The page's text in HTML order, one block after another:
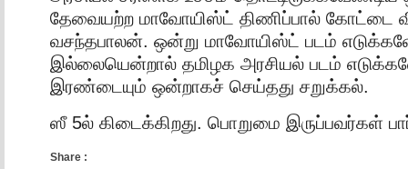
தேவையற்ற மாவோயிஸ்ட் திணிப்பால் கோட்டை
வசந்தபாலன். ஒன்று மாவோயிஸ்ட் படம்
இல்லையென்றால் தமிழக அரசியல் படம்
இரண்டையும் ஒன்றாகச் செய்தது சறுக்கல்.
ஸீ 5ல் கிடைக்கிறது. பொறுமை இருப்பவர்கள்
Share :